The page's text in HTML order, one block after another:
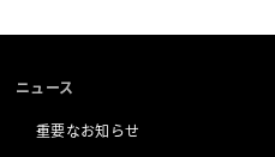
ニュース
重要なお知らせ